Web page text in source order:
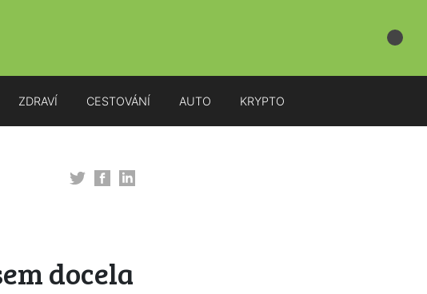
ZDRAVÍ CESTOVÁNÍ AUTO KRYPTO
docela